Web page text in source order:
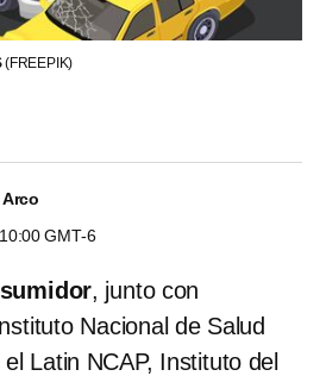
(FREEPIK)
GMT-6
, junto con
Nacional de Salud
Latin NCAP, Instituto del